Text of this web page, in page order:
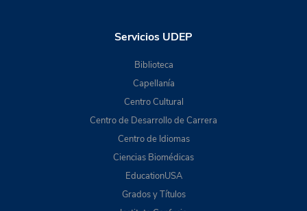
Servicios UDEP
Biblioteca
Capellanía
Centro Cultural
Centro de Desarrollo de Carrera
Centro de Idiomas
Ciencias Biomédicas
EducationUSA
Grados y Títulos